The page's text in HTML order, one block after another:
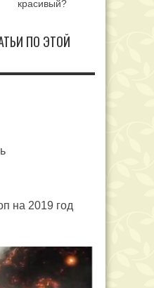
красивый?
ПО ЭТОЙ
на 2019 год